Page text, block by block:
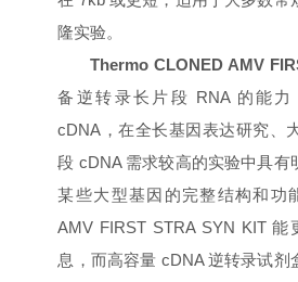
隆实验。
Thermo CLONED AMV
备逆转录长片段 RNA 的能
cDNA，在全长基因表达研究、
段 cDNA 需求较高的实验中具有
某些大型基因的完整结构和功
AMV FIRST STRA SYN KIT
息，而高容量 cDNA 逆转录试剂